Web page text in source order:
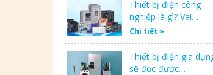
Thiết bị điện công
nghiệp là gì? Vai…
Chi tiết »
Thiết bị điện gia
sẽ đọc được…